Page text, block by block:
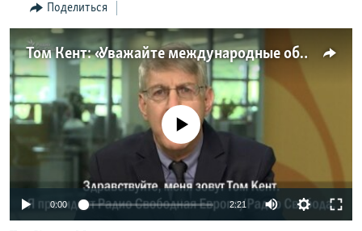
поискуЎЗБЕКЧА
ТОҶИКӢ
TÜRKMENÇE
Все сайты РСЕ/РС
Поделиться
Том Кент: «Уважайте международные обязательства!»
No media source currently available
0:00 2:21